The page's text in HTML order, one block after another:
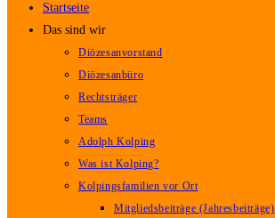
Startseite
Das sind wir
Diözesanvorstand
Diözesanbüro
Rechtsträger
Teams
Adolph Kolping
Was ist Kolping?
Kolpingsfamilien vor Ort
Mitgliedsbeiträge (Jahresbeiträge)